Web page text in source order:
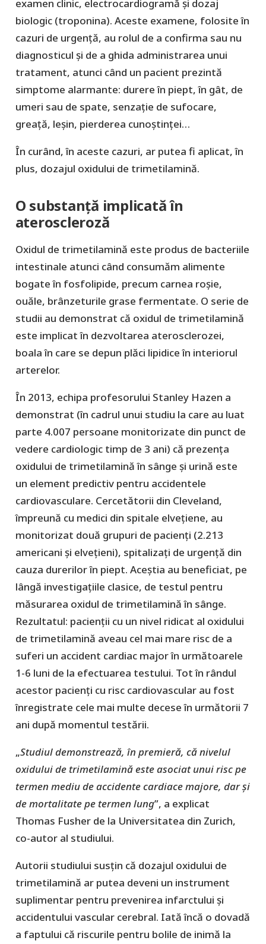
examen clinic, electrocardiogramă și dozaj
biologic (troponina). Aceste examene, folosite în
cazuri de urgență, au rolul de a confirma sau nu
diagnosticul și de a ghida administrarea unui
tratament, atunci când un pacient prezintă
simptome alarmante: durere în piept, în gât, de
umeri sau de spate, senzație de sufocare,
greață, leșin, pierderea cunoștinței…
În curând, în aceste cazuri, ar putea fi aplicat, în
plus, dozajul oxidului de trimetilamină.
O substanță implicată în
ateroscleroză
Oxidul de trimetilamină este produs de bacteriile
intestinale atunci când consumăm alimente
bogate în fosfolipide, precum carnea roșie,
ouăle, brânzeturile grase fermentate. O serie de
studii au demonstrat că oxidul de trimetilamină
este implicat în dezvoltarea aterosclerozei,
boala în care se depun plăci lipidice în interiorul
arterelor.
În 2013, echipa profesorului Stanley Hazen a
demonstrat (în cadrul unui studiu la care au luat
parte 4.007 persoane monitorizate din punct de
vedere cardiologic timp de 3 ani) că prezența
oxidului de trimetilamină în sânge și urină este
un element predictiv pentru accidentele
cardiovasculare. Cercetătorii din Cleveland,
împreună cu medici din spitale elvețiene, au
monitorizat două grupuri de pacienți (2.213
americani și elvețieni), spitalizați de urgență din
cauza durerilor în piept. Aceștia au beneficiat, pe
lângă investigațiile clasice, de testul pentru
măsurarea oxidul de trimetilamină în sânge.
Rezultatul: pacienții cu un nivel ridicat al oxidului
de trimetilamină aveau cel mai mare risc de a
suferi un accident cardiac major în următoarele
1-6 luni de la efectuarea testului. Tot în rândul
acestor pacienți cu risc cardiovascular au fost
înregistrate cele mai multe decese în următorii 7
ani după momentul testării.
„Studiul demonstrează, în premieră, că nivelul
oxidului de trimetilamină este asociat unui risc pe
termen mediu de accidente cardiace majore, dar și
de mortalitate pe termen lung”, a explicat
Thomas Fusher de la Universitatea din Zurich,
co-autor al studiului.
Autorii studiului susțin că dozajul oxidului de
trimetilamină ar putea deveni un instrument
suplimentar pentru prevenirea infarctului și
accidentului vascular cerebral. Iată încă o dovadă
a faptului că riscurile pentru bolile de inimă la